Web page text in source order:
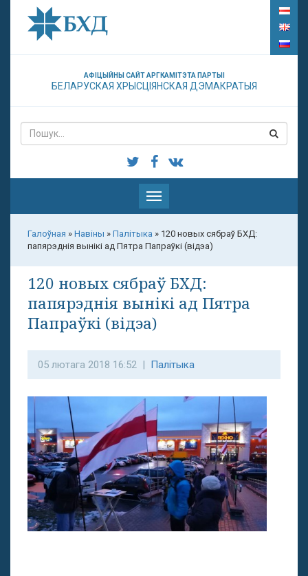
АФІЦЫЙНЫ САЙТ АРГКАМІТЭТА ПАРТЫІ
БЕЛАРУСКАЯ ХРЫСЦІЯНСКАЯ ДЭМАКРАТЫЯ
Паказаць
меню
Галоўная » Навіны » Палітыка » 120 новых сябраў БХД:
папярэднія вынікі ад Пятра Папраўкі (відэа)
120 новых сябраў БХД:
папярэднія вынікі ад Пятра
Папраўкі (відэа)
05 лютага 2018 16:52 | Палітыка